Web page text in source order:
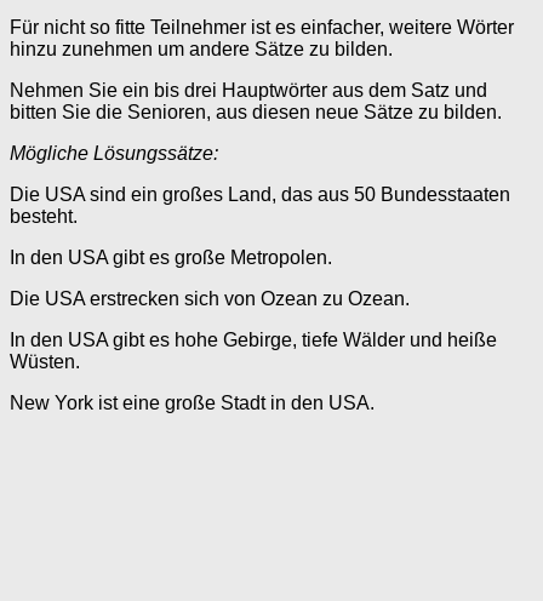
Für nicht so fitte Teilnehmer ist es einfacher, weitere Wörter
hinzu zunehmen um andere Sätze zu bilden.
Nehmen Sie ein bis drei Hauptwörter aus dem Satz und
bitten Sie die Senioren, aus diesen neue Sätze zu bilden.
Mögliche Lösungssätze:
Die USA sind ein großes Land, das aus 50 Bundesstaaten
besteht.
In den USA gibt es große Metropolen.
Die USA erstrecken sich von Ozean zu Ozean.
In den USA gibt es hohe Gebirge, tiefe Wälder und heiße
Wüsten.
New York ist eine große Stadt in den USA.